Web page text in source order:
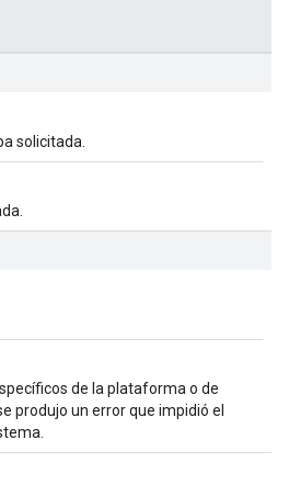
solicitada.
de la plataforma o de
produjo un error que impidió el